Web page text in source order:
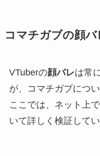
コマチガブの顔バ
VTuberの顔バレは常
が、コマチガブにつ
ここでは、ネット上
いて詳しく検証してい